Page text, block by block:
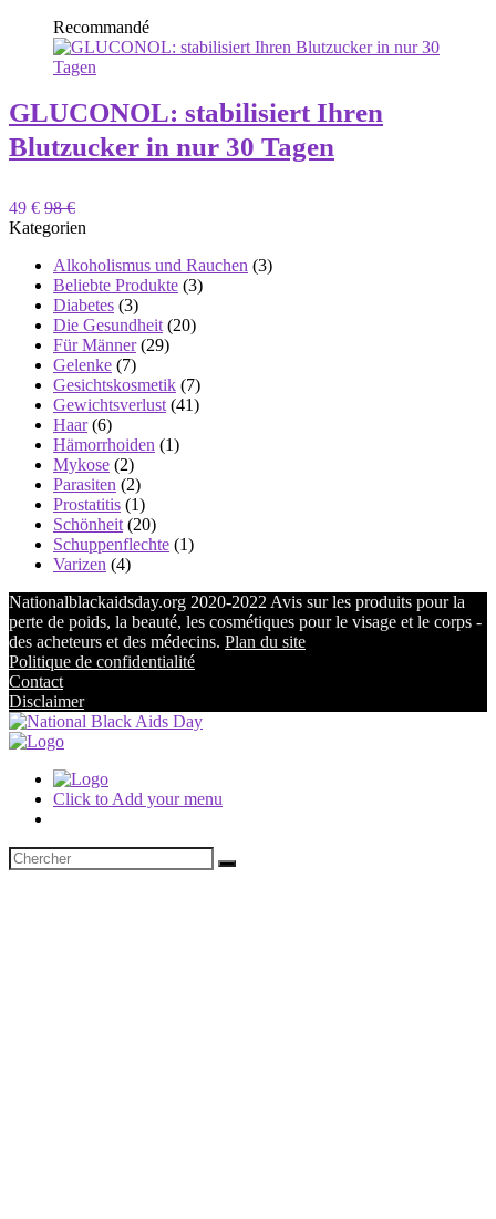
Recommandé
GLUCONOL: stabilisiert Ihren
Blutzucker in nur 30 Tagen
49 € 98 €
Kategorien
Alkoholismus und Rauchen (3)
Beliebte Produkte (3)
Diabetes (3)
Die Gesundheit (20)
Für Männer(29)
Gelenke (7)
Gesichtskosmetik (7)
Gewichtsverlust (41)
Haar(6)
Hämorrhoiden (1)
Mykose (2)
Parasiten (2)
Prostatitis (1)
Schönheit (20)
Schuppenflechte (1)
Varizen (4)
Nationalblackaidsday.org 2020-2022 Avis sur les produits pour la
perte de poids, la beauté, les cosmétiques pour le visage et le corps -
des acheteurs et des médecins. Plan du site
Politique de confidentialité
Contact
Disclaimer
Click to Add your menu